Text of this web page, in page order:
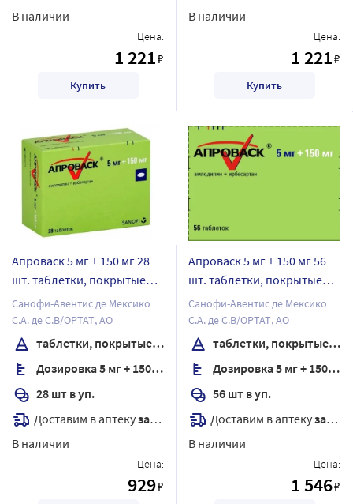
В наличии
Цена:
1 221₽
Купить
В наличии
Цена:
1 221₽
Купить
Апроваск 5 мг + 150 мг 28
шт. таблетки, покрытые
пленочной оболочкой
Санофи-Авентис де Мексико
С.А. де С.В/ОРТАТ, АО
таблетки, покрытые пленочной оболочкой
Дозировка 5 мг + 150 мг
28 шт в уп.
Доставим в аптекузавтра
В наличии
Цена:
929₽
Апроваск 5 мг + 150 мг 56
шт. таблетки, покрытые
пленочной оболочкой
Санофи-Авентис де Мексико
С.А. де С.В/ОРТАТ, АО
таблетки, покрытые пленочной оболочкой
Дозировка 5 мг + 150 мг
56 шт в уп.
Доставим в аптекузавтра
В наличии
Цена:
1 546₽